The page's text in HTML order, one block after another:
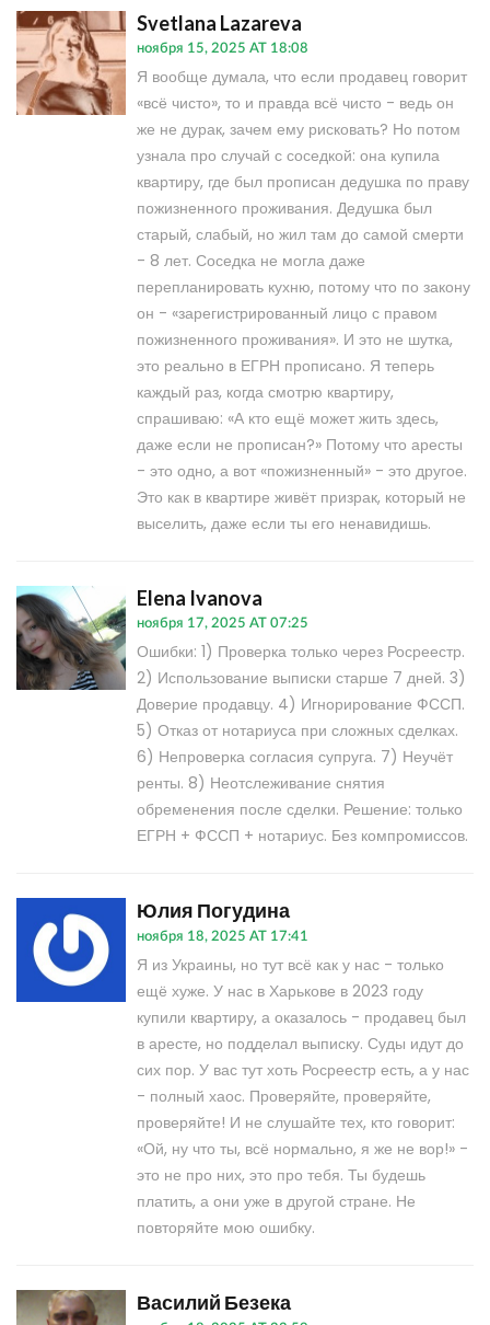
Svetlana Lazareva
ноября 15, 2025 AT 18:08
Я вообще думала, что если продавец говорит
«всё чисто», то и правда всё чисто - ведь он
же не дурак, зачем ему рисковать? Но потом
узнала про случай с соседкой: она купила
квартиру, где был прописан дедушка по праву
пожизненного проживания. Дедушка был
старый, слабый, но жил там до самой смерти
- 8 лет. Соседка не могла даже
перепланировать кухню, потому что по закону
он - «зарегистрированный лицо с правом
пожизненного проживания». И это не шутка,
это реально в ЕГРН прописано. Я теперь
каждый раз, когда смотрю квартиру,
спрашиваю: «А кто ещё может жить здесь,
даже если не прописан?» Потому что аресты
- это одно, а вот «пожизненный» - это другое.
Это как в квартире живёт призрак, который не
выселить, даже если ты его ненавидишь.
Elena Ivanova
ноября 17, 2025 AT 07:25
Ошибки: 1) Проверка только через Росреестр.
2) Использование выписки старше 7 дней. 3)
Доверие продавцу. 4) Игнорирование ФССП.
5) Отказ от нотариуса при сложных сделках.
6) Непроверка согласия супруга. 7) Неучёт
ренты. 8) Неотслеживание снятия
обременения после сделки. Решение: только
ЕГРН + ФССП + нотариус. Без компромиссов.
Юлия Погудина
ноября 18, 2025 AT 17:41
Я из Украины, но тут всё как у нас - только
ещё хуже. У нас в Харькове в 2023 году
купили квартиру, а оказалось - продавец был
в аресте, но подделал выписку. Суды идут до
сих пор. У вас тут хоть Росреестр есть, а у нас
- полный хаос. Проверяйте, проверяйте,
проверяйте! И не слушайте тех, кто говорит:
«Ой, ну что ты, всё нормально, я же не вор!» -
это не про них, это про тебя. Ты будешь
платить, а они уже в другой стране. Не
повторяйте мою ошибку.
Василий Безека